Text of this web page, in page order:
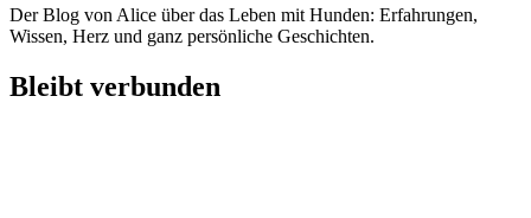
Der Blog von Alice über das Leben mit Hunden: Erfahrungen,
Wissen, Herz und ganz persönliche Geschichten.
Bleibt verbunden